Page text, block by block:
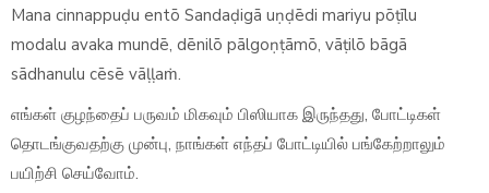
Mana cinnappuḍu entō Sandaḍigā uṇḍēdi mariyu pōṭīlu
modalu avaka mundē, dēnilō pālgoṇṭāmō, vāṭilō bāgā
sādhanulu cēsē vāḷḷaṁ.
எங்கள் குழந்தைப் பருவம் மிகவும் பிஸியாக இருந்தது, போட்டிகள்
தொடங்குவதற்கு முன்பு, நாங்கள் எந்தப் போட்டியில் பங்கேற்றாலும்
பயிற்சி செய்வோம்.